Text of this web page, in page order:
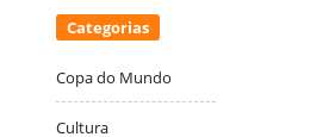
Categorias
Copa do Mundo
Cultura